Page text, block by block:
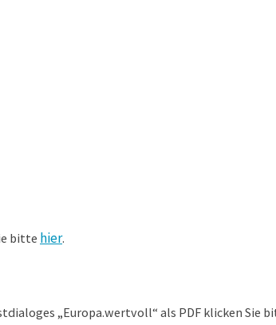
bitte hier.
„Europa.wertvoll“ als PDF klicken Sie